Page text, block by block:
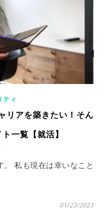
ティ
リアを築きたい！そん
一覧【就活】
01/23/2023